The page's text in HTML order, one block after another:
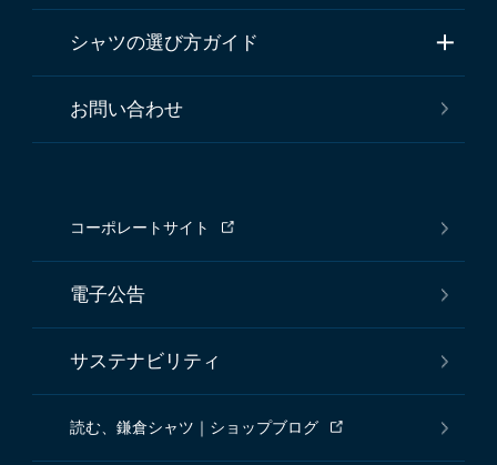
シャツの選び方ガイド
お問い合わせ
コーポレートサイト
電子公告
サステナビリティ
読む、鎌倉シャツ｜ショップブログ